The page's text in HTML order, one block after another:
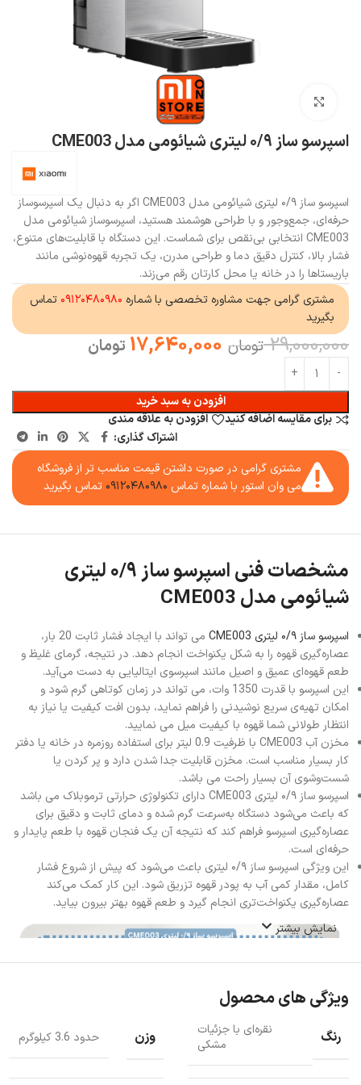
اسپرسو ساز ۰/۹ لیتری شیائومی مدل CME003
اسپرسو ساز ۰/۹ لیتری شیائومی مدل CME003 اگر به دنبال یک اسپرسوساز
حرفه‌ای، جمع‌وجور و با طراحی هوشمند هستید، اسپرسوساز شیائومی مدل
CME003 انتخابی بی‌نقص برای شماست. این دستگاه با قابلیت‌های متنوع،
فشار بالا، کنترل دقیق دما و طراحی مدرن، یک تجربه قهوه‌نوشی مانند
باریستاها را در خانه یا محل کارتان رقم می‌زند.
مشتری گرامی جهت مشاوره تخصصی با شماره ۰۹۱۲۰۴۸۰۹۸۰ تماس
بگیرید
29,000,000 تومان 17,640,000 تومان
افزودن به سبد خرید
برای مقایسه اضافه کنید
افزودن به علاقه مندی
اشتراک گذاری:
مشتری گرامی در صورت داشتن قیمت مناسب تر از فروشگاه
می وان استور با شماره تماس ۰۹۱۲۰۴۸۰۹۸۰ تماس بگیرید
مشخصات فنی اسپرسو ساز ۰/۹ لیتری
شیائومی مدل CME003
اسپرسو ساز ۰/۹ لیتری CME003
می تواند با ایجاد فشار ثابت 20 بار،
عصاره‌گیری قهوه را به شکل یکنواخت انجام دهد. در نتیجه، گرمای غلیظ و
طعم قهوه‌ای عمیق و اصیل مانند اسپرسوی ایتالیایی به دست می‌آید.
این اسپرسو با قدرت 1350 وات، می تواند در زمان کوتاهی گرم شود و
امکان تهیه‌ی سریع نوشیدنی را فراهم نماید، بدون افت کیفیت یا نیاز به
انتظار طولانی شما قهوه با کیفیت میل می نمایید.
مخزن آب CME003 با ظرفیت 0.9 لیتر برای استفاده روزمره در خانه یا دفتر
کار بسیار مناسب است. مخزن قابلیت جدا شدن دارد و پر کردن یا
شست‌وشوی آن بسیار راحت می باشد.
اسپرسو ساز ۰/۹ لیتری CME003 دارای تکنولوژی حرارتی ترموبلاک می باشد
که باعث می‌شود دستگاه به‌سرعت گرم شده و دمای ثابت و دقیق برای
عصاره‌گیری اسپرسو فراهم کند که نتیجه آن یک فنجان قهوه با طعم پایدار و
حرفه‌ای است.
این ویژگی اسپرسو ساز ۰/۹ لیتری باعث می‌شود که پیش از شروع فشار
کامل، مقدار کمی آب به پودر قهوه تزریق شود. این کار کمک می‌کند
عصاره‌گیری یکنواخت‌تری انجام گیرد و طعم قهوه بهتر بیرون بیاید.
نمایش بیشتر
ویژگی های محصول
رنگ
نقره‌ای با جزئیات
مشکی
وزن حدود 3.6 کیلوگرم